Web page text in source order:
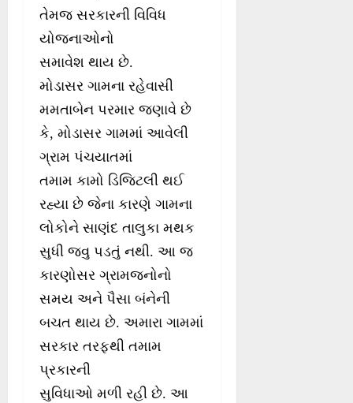
તેમજ સરકારની વિવિધ
યોજનાઓનો
સમાવેશ થાય છે.
મોડાસર ગામના રહેવાસી
મમતાબેન પરમાર જણાવે છે
કે, મોડાસર ગામમાં આવેલી
ગ્રામ પંચયાતમાં
તમામ કામો ડિજિટલી થઈ
રહ્યા છે જેના કારણે ગામના
લોકોને સાણંદ તાલુકા મથક
સુધી જવુ પડતું નથી. આ જ
કારણોસર ગ્રામજનોનો
સમય અને પૈસા બંનેની
બચત થાય છે. અમારા ગામમાં
સરકાર તરફથી તમામ
પ્રકારની
સુવિધાઓ મળી રહી છે. આ